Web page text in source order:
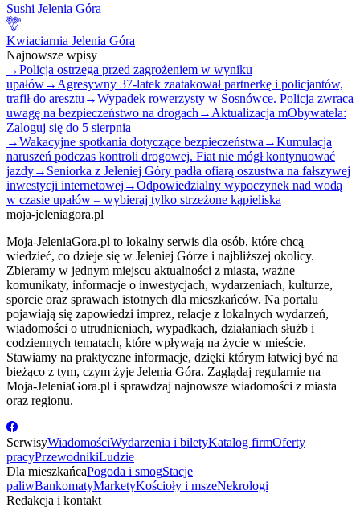
Sushi Jelenia Góra
Kwiaciarnia Jelenia Góra
Najnowsze wpisy
→Policja ostrzega przed zagrożeniem w wyniku
upałów→ Agresywny 37-latek zaatakował partnerkę i policjantów,
trafił do aresztu →Wypadek rowerzysty w Sosnówce. Policja zwraca
uwagę na bezpieczeństwo na drogach → Aktualizacja mObywatela:
Zaloguj się do 5 sierpnia
→Wakacyjne spotkania dotyczące bezpieczeństwa →Kumulacja
naruszeń podczas kontroli drogowej. Fiat nie mógł kontynuować
jazdy→ Seniorka z Jeleniej Góry padła ofiarą oszustwa na fałszywej
inwestycji internetowej →Odpowiedzialny wypoczynek nad wodą
w czasie upałów – wybieraj tylko strzeżone kąpieliska
moja-jeleniagora.pl
Moja-JeleniaGora.pl to lokalny serwis dla osób, które chcą
wiedzieć, co dzieje się w Jeleniej Górze i najbliższej okolicy.
Zbieramy w jednym miejscu aktualności z miasta, ważne
komunikaty, informacje o inwestycjach, wydarzeniach, kulturze,
sporcie oraz sprawach istotnych dla mieszkańców. Na portalu
pojawiają się zapowiedzi imprez, relacje z lokalnych wydarzeń,
wiadomości o utrudnieniach, wypadkach, działaniach służb i
codziennych tematach, które wpływają na życie w mieście.
Stawiamy na praktyczne informacje, dzięki którym łatwiej być na
bieżąco z tym, czym żyje Jelenia Góra. Zaglądaj regularnie na
Moja-JeleniaGora.pl i sprawdzaj najnowsze wiadomości z miasta
oraz regionu.
SerwisyWiadomościWydarzenia i biletyKatalog firmOferty
pracyPrzewodnikiLudzie
Dla mieszkańcaPogoda i smogStacje
paliwBankomatyMarketyKościoły i mszeNekrologi
Redakcja i kontakt